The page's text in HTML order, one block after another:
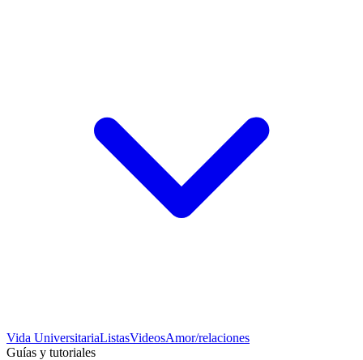
Vida UniversitariaListasVideosAmor/relaciones
Guías y tutoriales